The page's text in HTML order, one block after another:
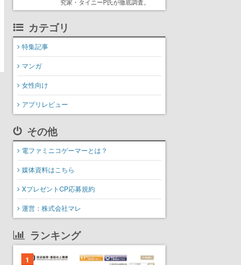
カテゴリ
特集記事
マンガ
女性向け
アプリレビュー
その他
電ファミニコゲーマーとは？
媒体資料はこちら
XプレゼントCP応募規約
運営：株式会社マレ
ランキング
1